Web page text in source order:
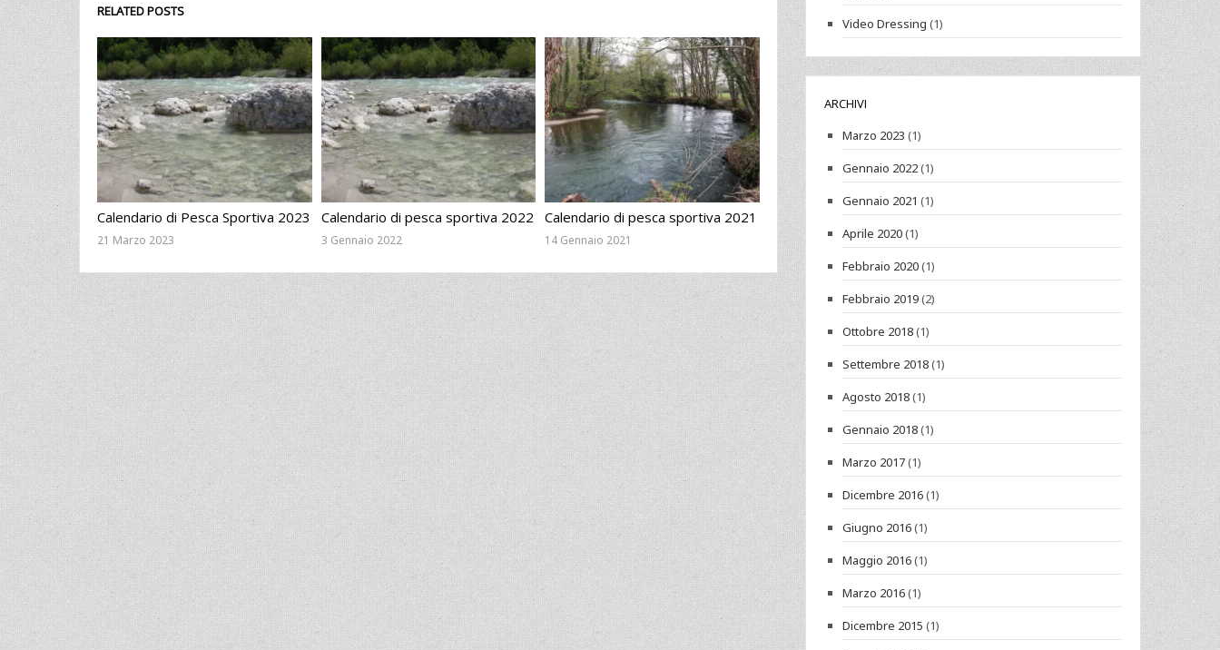
RELATED POSTS
Calendario di Pesca Sportiva 2023
21 Marzo 2023
Calendario di pesca sportiva 2022
3 Gennaio 2022
Calendario di pesca sportiva 2021
14 Gennaio 2021
Video Dressing (1)
ARCHIVI
Marzo 2023 (1)
Gennaio 2022(1)
Gennaio 2021 (1)
Aprile 2020(1)
Febbraio 2020(1)
Febbraio 2019(2)
Ottobre 2018(1)
Settembre 2018(1)
Agosto 2018(1)
Gennaio 2018(1)
Marzo 2017(1)
Dicembre 2016(1)
Giugno 2016(1)
Maggio 2016(1)
Marzo 2016(1)
Dicembre 2015 (1)